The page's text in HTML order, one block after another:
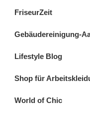
FriseurZeit
Gebäudereinigung-
Lifestyle Blog
Shop für
World of Chic